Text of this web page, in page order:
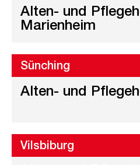
Alten- und
Marienheim
Sünching
Alten- und
Vilsbiburg